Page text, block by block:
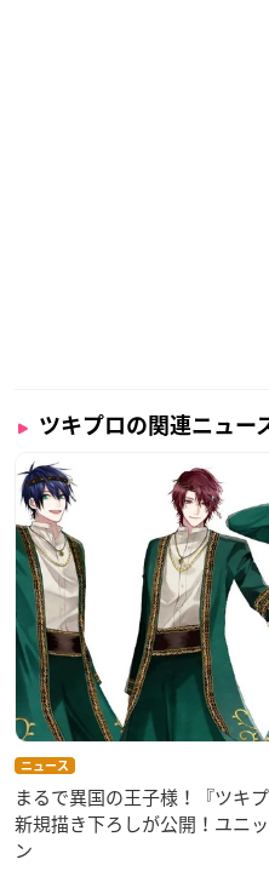
お申込みにはBlu-ray Disc「
※1回のお申込みでお一人様昼
プレイガイド先行(抽選)：イ
【抽選申込期間】
2021年8月6日(金)10:00～2021
【抽選結果発表】
2021年8月19日(木)13:00～
受付は
こちら
※1回のお申込みでお一人様昼
2021年11月6日(土)10:00～
受付はこちら
ツキプロの関連ニュー
ニュース
まるで異国の王子様！『ツキ
新規描き下ろしが公開！ユニ
ン